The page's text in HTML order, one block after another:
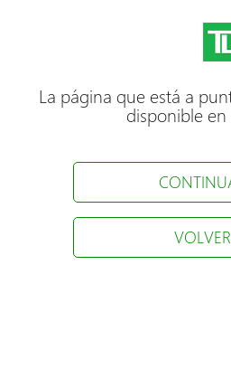
La página que está a
disponible en
VOLVER